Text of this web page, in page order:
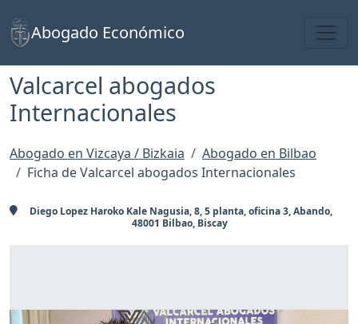
Abogado Económico
Valcarcel abogados
Internacionales
Abogado en Vizcaya / Bizkaia
Abogado en Bilbao
Ficha de Valcarcel abogados Internacionales
Diego Lopez Haroko Kale Nagusia, 8, 5 planta, oficina 3, Abando,
48001 Bilbao, Biscay